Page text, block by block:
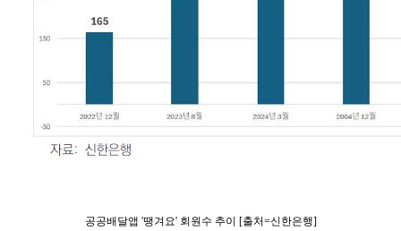
공공배달앱 '땡겨요' 회원수 추이 [출처=신한은행]